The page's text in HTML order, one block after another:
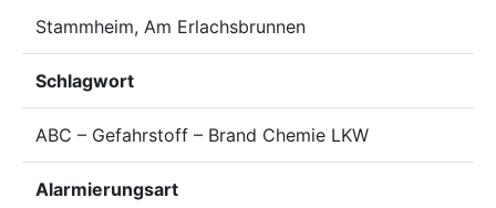
Stammheim, Am Erlachsbrunnen
Schlagwort
ABC – Gefahrstoff – Brand Chemie LKW
Alarmierungsart